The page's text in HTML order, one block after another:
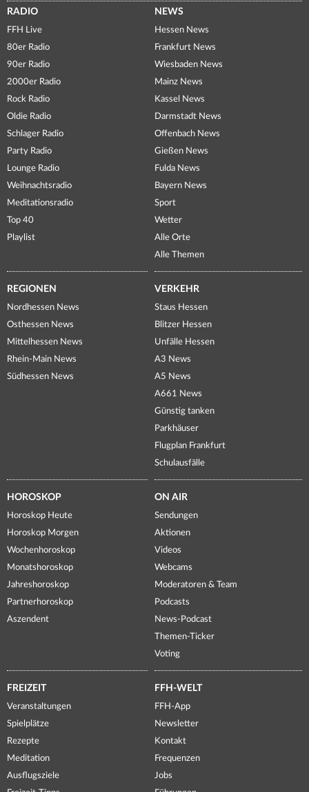
RADIO
FFH Live
80er Radio
90er Radio
2000er Radio
Rock Radio
Oldie Radio
Schlager Radio
Party Radio
Lounge Radio
Weihnachtsradio
Meditationsradio
Top 40
Playlist
NEWS
Hessen News
Frankfurt News
Wiesbaden News
Mainz News
Kassel News
Darmstadt News
Offenbach News
Gießen News
Fulda News
Bayern News
Sport
Wetter
Alle Orte
Alle Themen
REGIONEN
Nordhessen News
Osthessen News
Mittelhessen News
Rhein-Main News
Südhessen News
VERKEHR
Staus Hessen
Blitzer Hessen
Unfälle Hessen
A3 News
A5 News
A661 News
Günstig tanken
Parkhäuser
Flugplan Frankfurt
Schulausfälle
HOROSKOP
Horoskop Heute
Horoskop Morgen
Wochenhoroskop
Monatshoroskop
Jahreshoroskop
Partnerhoroskop
Aszendent
ON AIR
Sendungen
Aktionen
Videos
Webcams
Moderatoren & Team
Podcasts
News-Podcast
Themen-Ticker
Voting
FREIZEIT
Veranstaltungen
Spielplätze
Rezepte
Meditation
Ausflugsziele
FFH-WELT
FFH-App
Newsletter
Kontakt
Frequenzen
Jobs